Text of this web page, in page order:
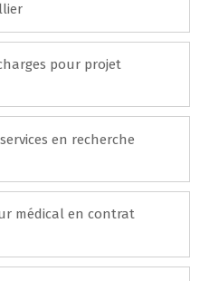
pour projet
en recherche
médical en contrat